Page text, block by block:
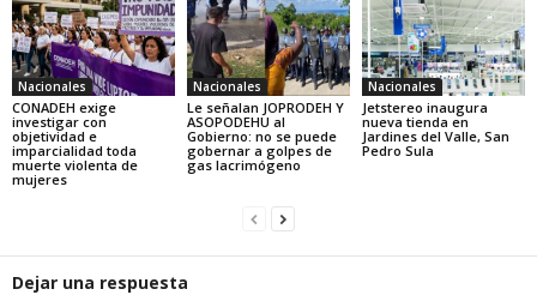
Nacionales
CONADEH exige
investigar con
objetividad e
imparcialidad toda
muerte violenta de
mujeres
Nacionales
Le señalan JOPRODEH Y
ASOPODEHU al
Gobierno: no se puede
gobernar a golpes de
gas lacrimógeno
Nacionales
Jetstereo inaugura
nueva tienda en
Jardines del Valle, San
Pedro Sula
Dejar una respuesta